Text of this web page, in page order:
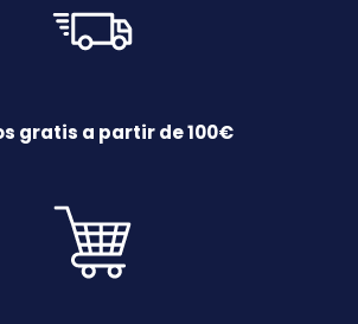
gratis a partir de 100€